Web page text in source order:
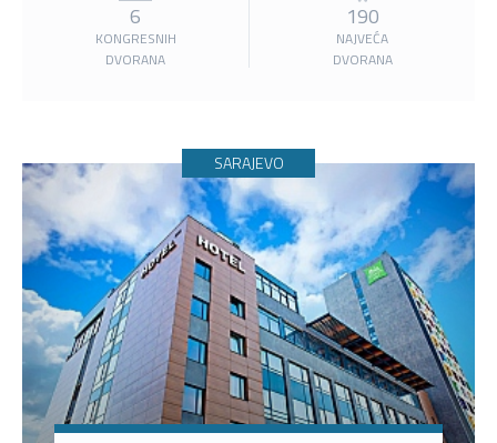
6
KONGRESNIH
DVORANA
190
NAJVEĆA
DVORANA
SARAJEVO